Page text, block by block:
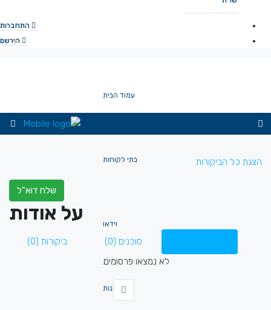
התחברות
הירשם
עמוד הבית
בתי לקוחות
וידאו
תמונות
הצגת כל הביקורות
שלח דוא"ל
על אודות
סוכנים (0)
ביקורות (0)
לא נמצאו פרסומים.